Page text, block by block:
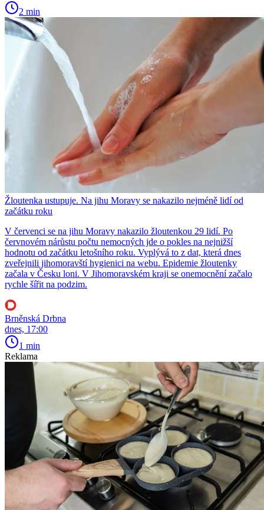
2 min
Žloutenka ustupuje. Na jihu Moravy se nakazilo nejméně lidí od
začátku roku
V červenci se na jihu Moravy nakazilo žloutenkou 29 lidí. Po
červnovém nárůstu počtu nemocných jde o pokles na nejnižší
hodnotu od začátku letošního roku. Vyplývá to z dat, která dnes
zveřejnili jihomoravští hygienici na webu. Epidemie žloutenky
začala v Česku loni. V Jihomoravském kraji se onemocnění začalo
rychle šířit na podzim.
Brněnská Drbna
dnes, 17:00
1 min
Reklama